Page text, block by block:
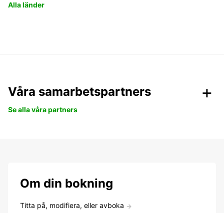
Alla länder
Våra samarbetspartners
Se alla våra partners
Om din bokning
Titta på, modifiera, eller avboka